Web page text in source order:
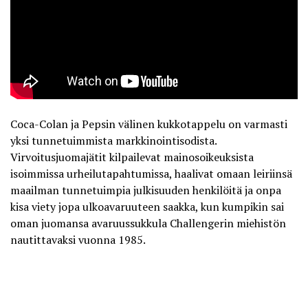
Coca-Colanja Pepsin välinen kukkotappelu on varmasti
yksi tunnetuimmista markkinointisodista.
Virvoitusjuomajätit kilpailevat mainosoikeuksista
isoimmissa urheilutapahtumissa, haalivat omaan leiriinsä
maailman tunnetuimpia julkisuuden henkilöitä ja onpa
kisa viety jopa ulkoavaruuteen saakka, kun kumpikin sai
oman juomansa avaruussukkula Challengerin miehistön
nautittavaksi vuonna 1985.